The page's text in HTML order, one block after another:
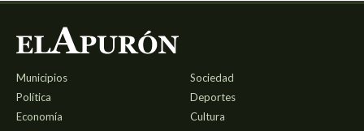
Municipios
Política
Economía
Sociedad
Deportes
Cultura